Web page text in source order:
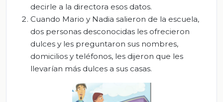
decirle a la directora esos datos.
Cuando Mario y Nadia salieron de la escuela,
dos personas desconocidas les ofrecieron
dulces y les preguntaron sus nombres,
domicilios y teléfonos, les dijeron que les
llevarían más dulces a sus casas.